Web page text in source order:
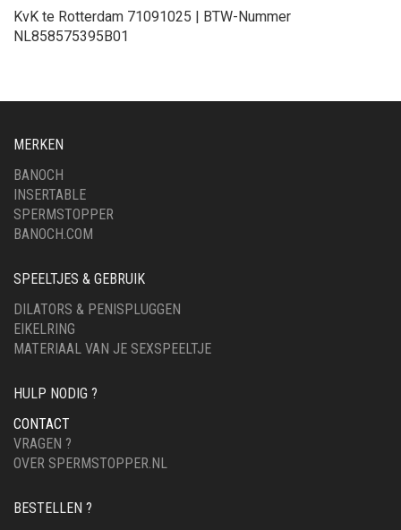
KvK te Rotterdam 71091025 | BTW-Nummer
NL858575395B01
MERKEN
BANOCH
INSERTABLE
SPERMSTOPPER
BANOCH.COM
SPEELTJES & GEBRUIK
DILATORS & PENISPLUGGEN
EIKELRING
MATERIAAL VAN JE SEXSPEELTJE
HULP NODIG ?
CONTACT
VRAGEN ?
OVER SPERMSTOPPER.NL
BESTELLEN ?